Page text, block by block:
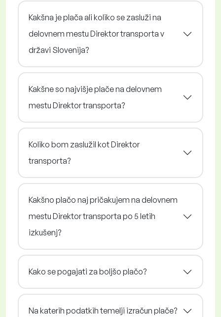
Kakšna je plača ali koliko se zasluži na
delovnem mestu Direktor transporta v
državi Slovenija?
Kakšne so najvišje plače na delovnem
mestu Direktor transporta?
Koliko bom zaslužil kot Direktor
transporta?
Kakšno plačo naj pričakujem na delovnem
mestu Direktor transporta po 5 letih
izkušenj?
Kako se pogajati za boljšo plačo?
Na katerih podatkih temelji izračun plače?